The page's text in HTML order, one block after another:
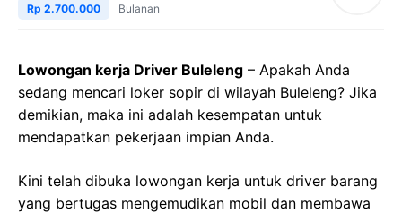
Rp 2.700.000 Bulanan
Lowongan kerja Driver Buleleng – Apakah Anda
sedang mencari loker sopir di wilayah Buleleng? Jika
demikian, maka ini adalah kesempatan untuk
mendapatkan pekerjaan impian Anda.
Kini telah dibuka lowongan kerja untuk driver barang
yang bertugas mengemudikan mobil dan membawa